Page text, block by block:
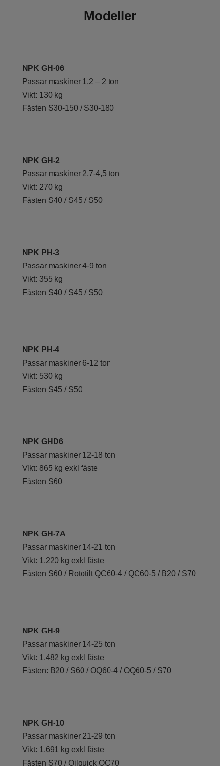
Modeller
NPK GH-06
Passar maskiner 1,2 – 2 ton
Vikt: 130 kg
Fästen S30-150 / S30-180
NPK GH-2
Passar maskiner 2,7-4,5 ton
Vikt: 270 kg
Fästen S40 / S45 / S50
NPK PH-3
Passar maskiner 4-9 ton
Vikt: 355 kg
Fästen S40 / S45 / S50
NPK PH-4
Passar maskiner 6-12 ton
Vikt: 530 kg
Fästen S45 / S50
NPK GHD6
Passar maskiner 12-18 ton
Vikt: 865 kg exkl fäste
Fästen S60
NPK GH-7A
Passar maskiner 14-21 ton
Vikt: 1,220 kg exkl fäste
Fästen S60 / Rototilt QC60-4 / QC60-5 / B20 / S70
NPK GH-9
Passar maskiner 14-25 ton
Vikt: 1,482 kg exkl fäste
Fästen: B20 / S60 / OQ60-4 / OQ60-5 / S70
NPK GH-10
Passar maskiner 21-29 ton
Vikt: 1,691 kg exkl fäste
Fästen S70 / Oilquick OQ70